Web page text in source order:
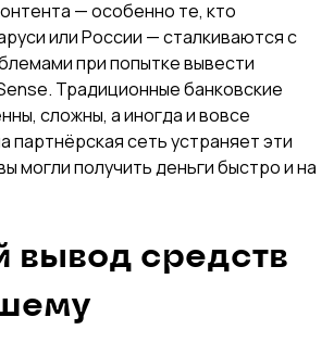
— особенно те, кто
или России — сталкиваются с
при попытке вывести
Традиционные банковские
сложны, а иногда и вовсе
партнёрская сеть устраняет эти
могли получить деньги быстро и на
вывод средств